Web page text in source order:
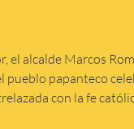
el alcalde Marcos
pueblo papanteco
con la fe